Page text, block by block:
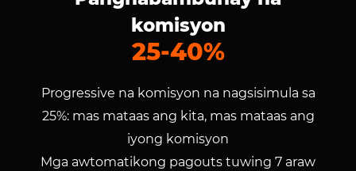
komisyon
25-40%
Progressive na komisyon na nagsisimula sa
25%: mas mataas ang kita, mas mataas ang
iyong komisyon
Mga awtomatikong pagouts tuwing 7 araw